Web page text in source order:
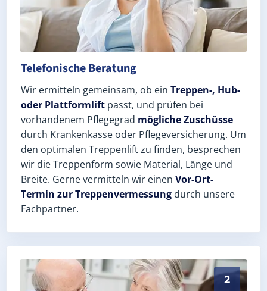
Telefonische Beratung
Wir ermitteln gemeinsam, ob ein Treppen-, Hub-
oder Plattformlift passt, und prüfen bei
vorhandenem Pflegegrad mögliche Zuschüsse
durch Krankenkasse oder Pflegeversicherung. Um
den optimalen Treppenlift zu finden, besprechen
wir die Treppenform sowie Material, Länge und
Breite. Gerne vermitteln wir einen Vor-Ort-
Termin zur Treppenvermessung durch unsere
Fachpartner.
2
Exaktes Aufmaß in Annaberg-Buchholz